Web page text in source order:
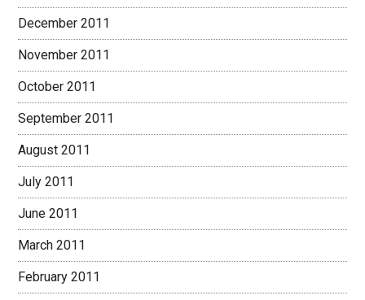
December 2011
November 2011
October 2011
September 2011
August 2011
July 2011
June 2011
March 2011
February 2011